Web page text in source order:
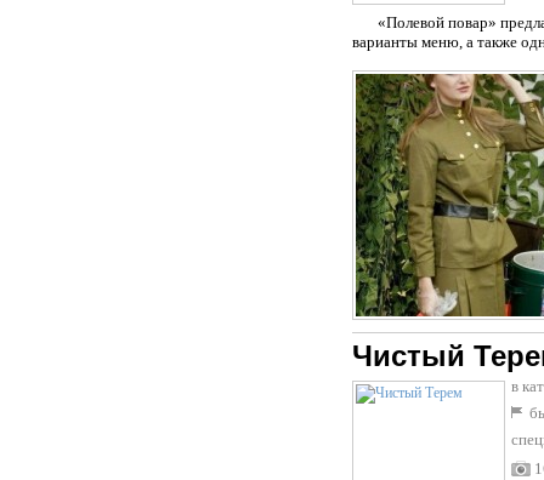
«Полевой повар»
варианты меню, а также
Чистый
в